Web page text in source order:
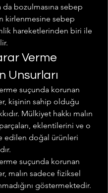
da bozulmasına sebep
kirlenmesine sebep
hareketlerinden biri ile
Verme
Unsurları
suçunda korunan
kişinin sahip olduğu
Mülkiyet hakkı malın
eklentilerini ve o
edilen doğal ürünleri
suçunda korunan
malın sadece fiziksel
göstermektedir.